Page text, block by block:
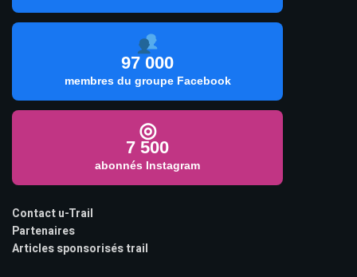
97 000
membres du groupe Facebook
◎
7 500
abonnés Instagram
Contact u-Trail
Partenaires
Articles sponsorisés trail